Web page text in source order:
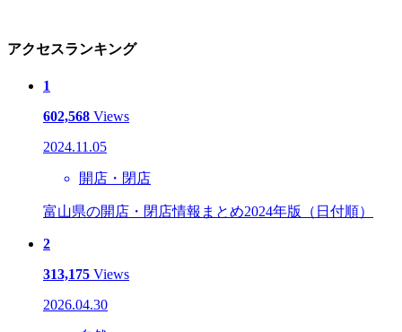
アクセスランキング
1
602,568 Views
2024.11.05
開店・閉店
富山県の開店・閉店情報まとめ2024年版（日付順）
2
313,175 Views
2026.04.30